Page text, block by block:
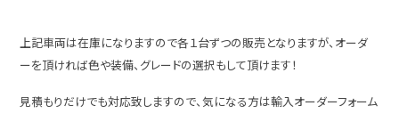
上記車両は在庫になりますので各１台ずつの販売となりますが、オーダ
ーを頂ければ色や装備、グレードの選択もして頂けます！
見積もりだけでも対応致しますので、気になる方は輸入オーダーフォーム